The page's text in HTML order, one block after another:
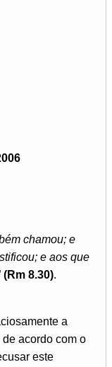
chamou; e
e aos que
(Rm 8.30).
a
acordo com o
este